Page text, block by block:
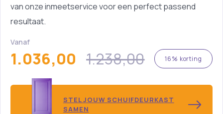
van onze inmeetservice voor een perfect passend
resultaat.
Vanaf
1.036,00 1.238,00 16% korting
STEL JOUW SCHUIFDEURKAST
SAMEN